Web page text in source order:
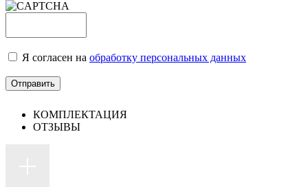
Я согласен на обработку персональных данных
КОМПЛЕКТАЦИЯ
ОТЗЫВЫ